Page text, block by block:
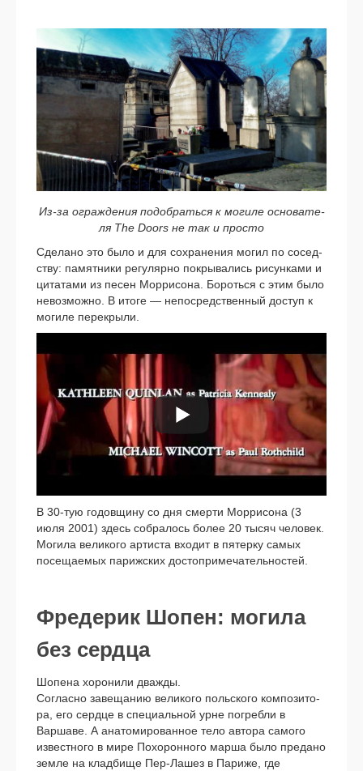
Из-за ограж­де­ния подо­брать­ся к моги­ле осно­ва­те­
ля The Doors не так и про­сто
Сделано это было и для сохра­не­ния могил по сосед­
ству: памят­ни­ки регу­ляр­но покры­ва­лись рисун­ка­ми и
цита­та­ми из песен Моррисона. Бороться с этим было
невоз­мож­но. В ито­ге — непо­сред­ствен­ный доступ к
моги­ле пере­кры­ли.
В 30-тую годов­щи­ну со дня смер­ти Моррисона (3
июля 2001) здесь собра­лось более 20 тысяч чело­век.
Могила вели­ко­го арти­ста вхо­дит в пятер­ку самых
посе­ща­е­мых париж­ских досто­при­ме­ча­тель­но­стей.
Фредерик Шопен: могила
без сердца
Шопена хоро­ни­ли два­жды.
Согласно заве­ща­нию вели­ко­го поль­ско­го ком­по­зи­то­
ра, его серд­це в спе­ци­аль­ной урне погреб­ли в
Варшаве. А ана­то­ми­ро­ван­ное тело авто­ра само­го
извест­но­го в мире Похоронного мар­ша было пре­да­но
зем­ле на клад­би­ще Пер-Лашез в Париже, где